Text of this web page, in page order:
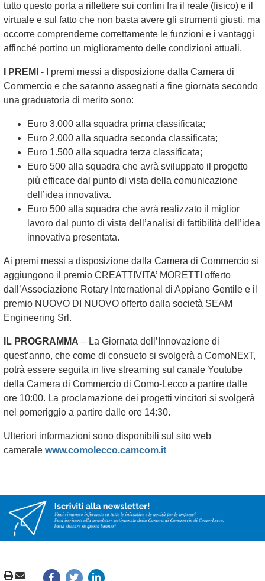
tutto questo porta a riflettere sui confini fra il reale (fisico) e il
virtuale e sul fatto che non basta avere gli strumenti giusti, ma
occorre comprenderne correttamente le funzioni e i vantaggi
affinché portino un miglioramento delle condizioni attuali.
I PREMI - I premi messi a disposizione dalla Camera di
Commercio e che saranno assegnati a fine giornata secondo
una graduatoria di merito sono:
Euro 3.000 alla squadra prima classificata;
Euro 2.000 alla squadra seconda classificata;
Euro 1.500 alla squadra terza classificata;
Euro 500 alla squadra che avrà sviluppato il progetto
più efficace dal punto di vista della comunicazione
dell’idea innovativa.
Euro 500 alla squadra che avrà realizzato il miglior
lavoro dal punto di vista dell’analisi di fattibilità dell’idea
innovativa presentata.
Ai premi messi a disposizione dalla Camera di Commercio si
aggiungono il premio CREATTIVITA’ MORETTI offerto
dall’Associazione Rotary International di Appiano Gentile e il
premio NUOVO DI NUOVO offerto dalla società SEAM
Engineering Srl.
IL PROGRAMMA – La Giornata dell’Innovazione di
quest’anno, che come di consueto si svolgerà a ComoNExT,
potrà essere seguita in live streaming sul canale Youtube
della Camera di Commercio di Como-Lecco a partire dalle
ore 10:00. La proclamazione dei progetti vincitori si svolgerà
nel pomeriggio a partire dalle ore 14:30.
Ulteriori informazioni sono disponibili sul sito web
camerale www.comolecco.camcom.it